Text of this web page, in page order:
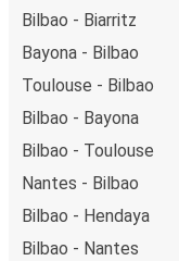
Bilbao - Biarritz
Bayona - Bilbao
Toulouse - Bilbao
Bilbao - Bayona
Bilbao - Toulouse
Nantes - Bilbao
Bilbao - Hendaya
Bilbao - Nantes